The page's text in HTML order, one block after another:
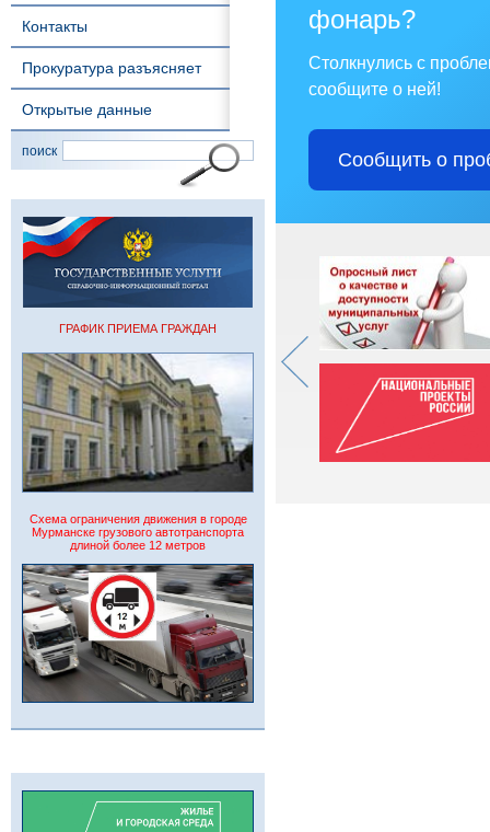
Контакты
Прокуратура разъясняет
Открытые данные
поиск
ГРАФИК ПРИЕМА ГРАЖДАН
Схема ограничения движения в городе
Мурманске грузового автотранспорта
длиной более 12 метров
фонарь?
Столкнулись с
сообщите о ней!
Сообщить о